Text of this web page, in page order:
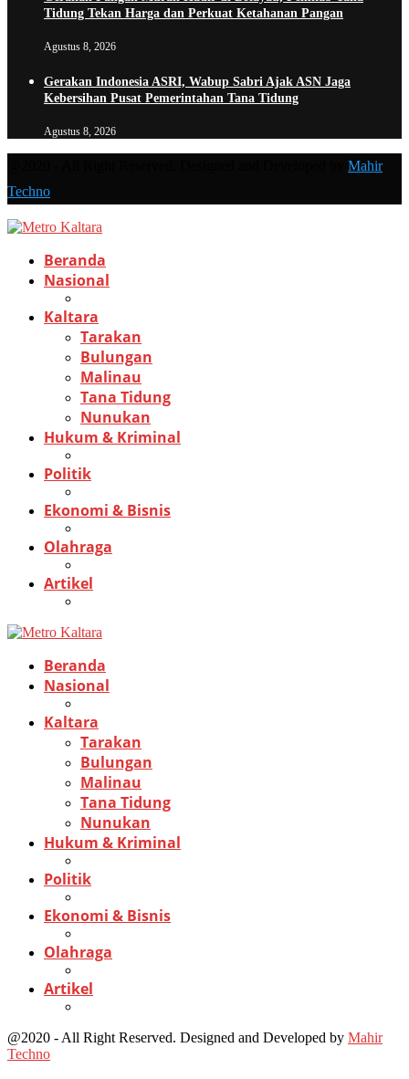
Tidung Tekan Harga dan Perkuat Ketahanan Pangan
Agustus 8, 2026
Gerakan Indonesia ASRI, Wabup Sabri Ajak ASN Jaga
Kebersihan Pusat Pemerintahan Tana Tidung
Agustus 8, 2026
Mahir
Techno
Beranda
Nasional
Kaltara
Tarakan
Bulungan
Malinau
Tana Tidung
Nunukan
Hukum & Kriminal
Politik
Ekonomi & Bisnis
Olahraga
Artikel
Beranda
Nasional
Kaltara
Tarakan
Bulungan
Malinau
Tana Tidung
Nunukan
Hukum & Kriminal
Politik
Ekonomi & Bisnis
Olahraga
Artikel
@2020 - All Right Reserved. Designed and Developed by Mahir
Techno